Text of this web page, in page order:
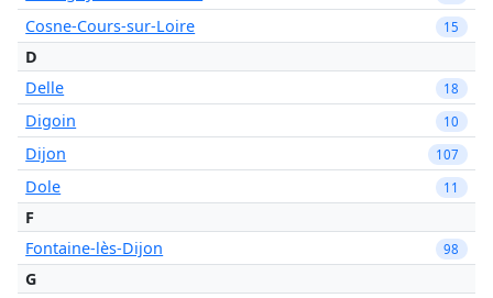
Cosne-Cours-sur-Loire 15
D
Delle
18
Digoin 10
Dijon 107
Dole 11
F
Fontaine-lès-Dijon
98
G